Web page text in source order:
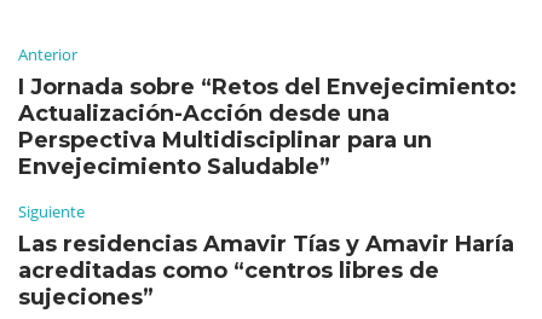
Anterior
I Jornada sobre “Retos del Envejecimiento:
Actualización-Acción desde una
Perspectiva Multidisciplinar para un
Envejecimiento Saludable”
Siguiente
Las residencias Amavir Tías y Amavir Haría
acreditadas como “centros libres de
sujeciones”